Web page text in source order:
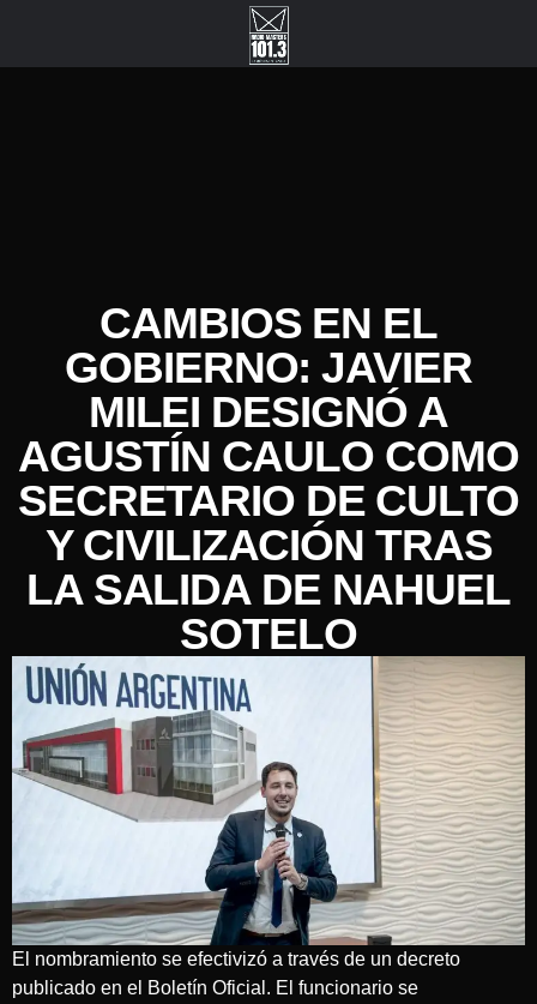
CAMBIOS EN EL
GOBIERNO: JAVIER
MILEI DESIGNÓ A
AGUSTÍN CAULO COMO
SECRETARIO DE CULTO
Y CIVILIZACIÓN TRAS
LA SALIDA DE NAHUEL
SOTELO
El nombramiento se efectivizó a través de un decreto
publicado en el Boletín Oficial. El funcionario se